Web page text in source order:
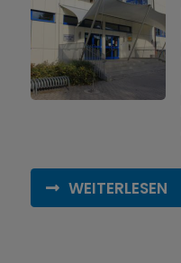
WEITERLESEN